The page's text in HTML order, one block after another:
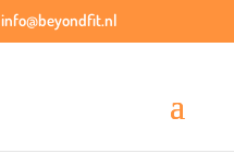
info@beyondfit.nl